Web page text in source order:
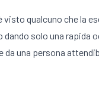
qualcuno che la
solo una rapida
da una persona